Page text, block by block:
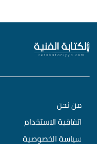
من نحن
اتفاقية الاستخدام
سياسة الخصوصية